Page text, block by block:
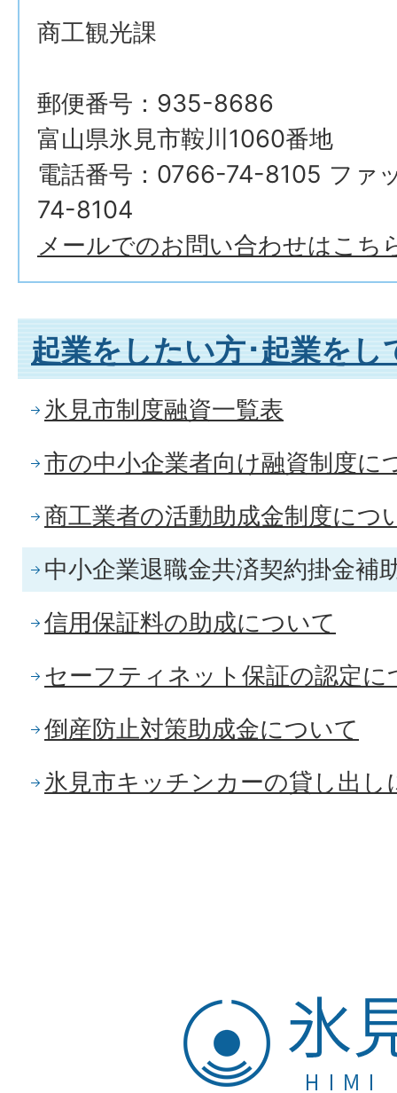
商工観光課
郵便番号：935-8686
富山県氷見市鞍川1060番地
電話番号：0766-74-8105 ファ
74-8104
メールでのお問い合わせはこち
起業をしたい方･起業をし
氷見市制度融資一覧表
市の中小企業者向け融資制度に
商工業者の活動助成金制度につ
中小企業退職金共済契約掛金補
信用保証料の助成について
セーフティネット保証の認定に
倒産防止対策助成金について
氷見市キッチンカーの貸し出し
氷
見
市